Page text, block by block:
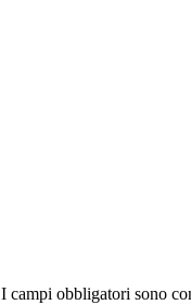
I campi obbligatori sono